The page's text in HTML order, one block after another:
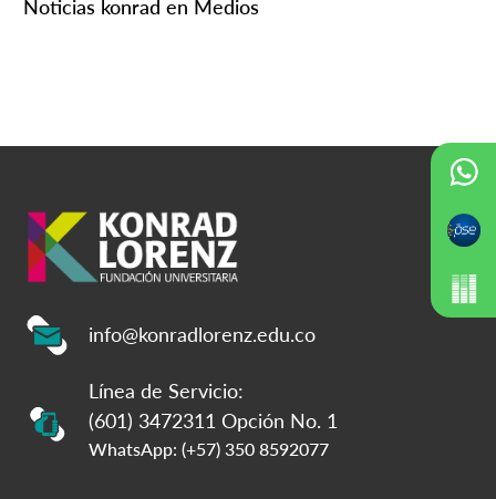
Noticias konrad en Medios
info@konradlorenz.edu.co
Línea de Servicio:
(601) 3472311 Opción No. 1
WhatsApp: (+57) 350 8592077